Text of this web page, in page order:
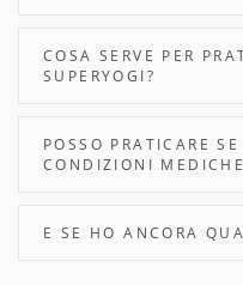
COSA SERVE PER
SUPERYOGI?
POSSO PRATICARE
CONDIZIONI
E SE HO ANCORA